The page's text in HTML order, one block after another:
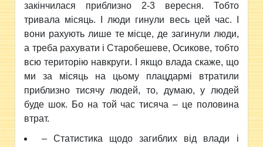
закінчилася приблизно 2-3 вересня. Тобто
тривала місяць. І люди гинули весь цей час. І
вони рахують лише те місце, де загинули люди,
а треба рахувати і Старобешеве, Осикове, тобто
всю територію навкруги. І якщо влада скаже, що
ми за місяць на цьому плацдармі втратили
приблизно тисячу людей, то, думаю, у людей
буде шок. Бо на той час тисяча – це половина
втрат.
– Статистика щодо загиблих від влади і